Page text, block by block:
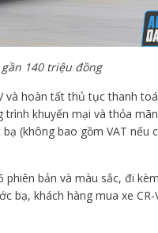
140 triệu đồng
và hoàn tất thủ tục thanh
trình khuyến mại và thỏa mãn
(không bao gồm VAT nếu
phiên bản và màu sắc, đi
bạ, khách hàng mua xe CR-